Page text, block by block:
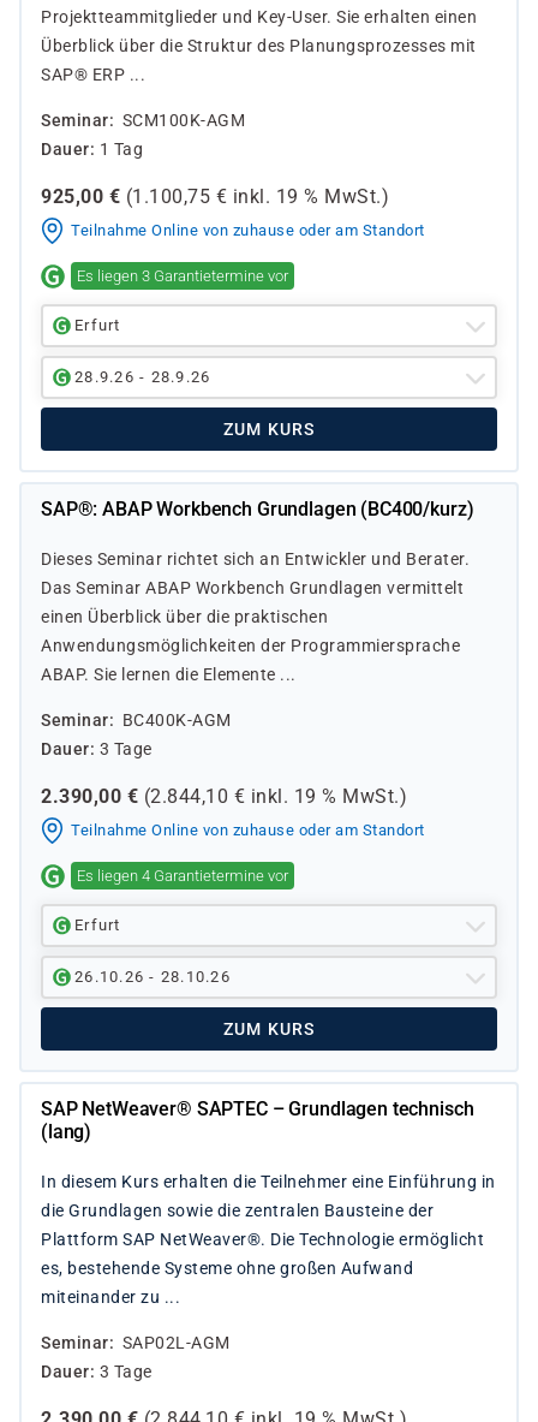
Projektteammitglieder und Key-User. Sie erhalten einen
Überblick über die Struktur des Planungsprozesses mit
SAP® ERP ...
Seminar
SCM100K-AGM
Dauer
1 Tag
925,00 € (1.100,75 € inkl. 19 % MwSt.)
Teilnahme Online von zuhause oder am Standort
Es liegen 3 Garantietermine vor
Erfurt
28.9.26 - 28.9.26
ZUM KURS
SAP®: ABAP Workbench Grundlagen (BC400/kurz)
Dieses Seminar richtet sich an Entwickler und Berater.
Das Seminar ABAP Workbench Grundlagen vermittelt
einen Überblick über die praktischen
Anwendungsmöglichkeiten der Programmiersprache
ABAP. Sie lernen die Elemente ...
Seminar
BC400K-AGM
Dauer 3 Tage
2.390,00 € (2.844,10 € inkl. 19 % MwSt.)
Teilnahme Online von zuhause oder am Standort
Es liegen 4 Garantietermine vor
Erfurt
26.10.26 - 28.10.26
ZUM KURS
SAP NetWeaver® SAPTEC – Grundlagen technisch
(lang)
In diesem Kurs erhalten die Teilnehmer eine Einführung in
die Grundlagen sowie die zentralen Bausteine der
Plattform SAP NetWeaver®. Die Technologie ermöglicht
es, bestehende Systeme ohne großen Aufwand
miteinander zu ...
Seminar
SAP02L-AGM
Dauer 3 Tage